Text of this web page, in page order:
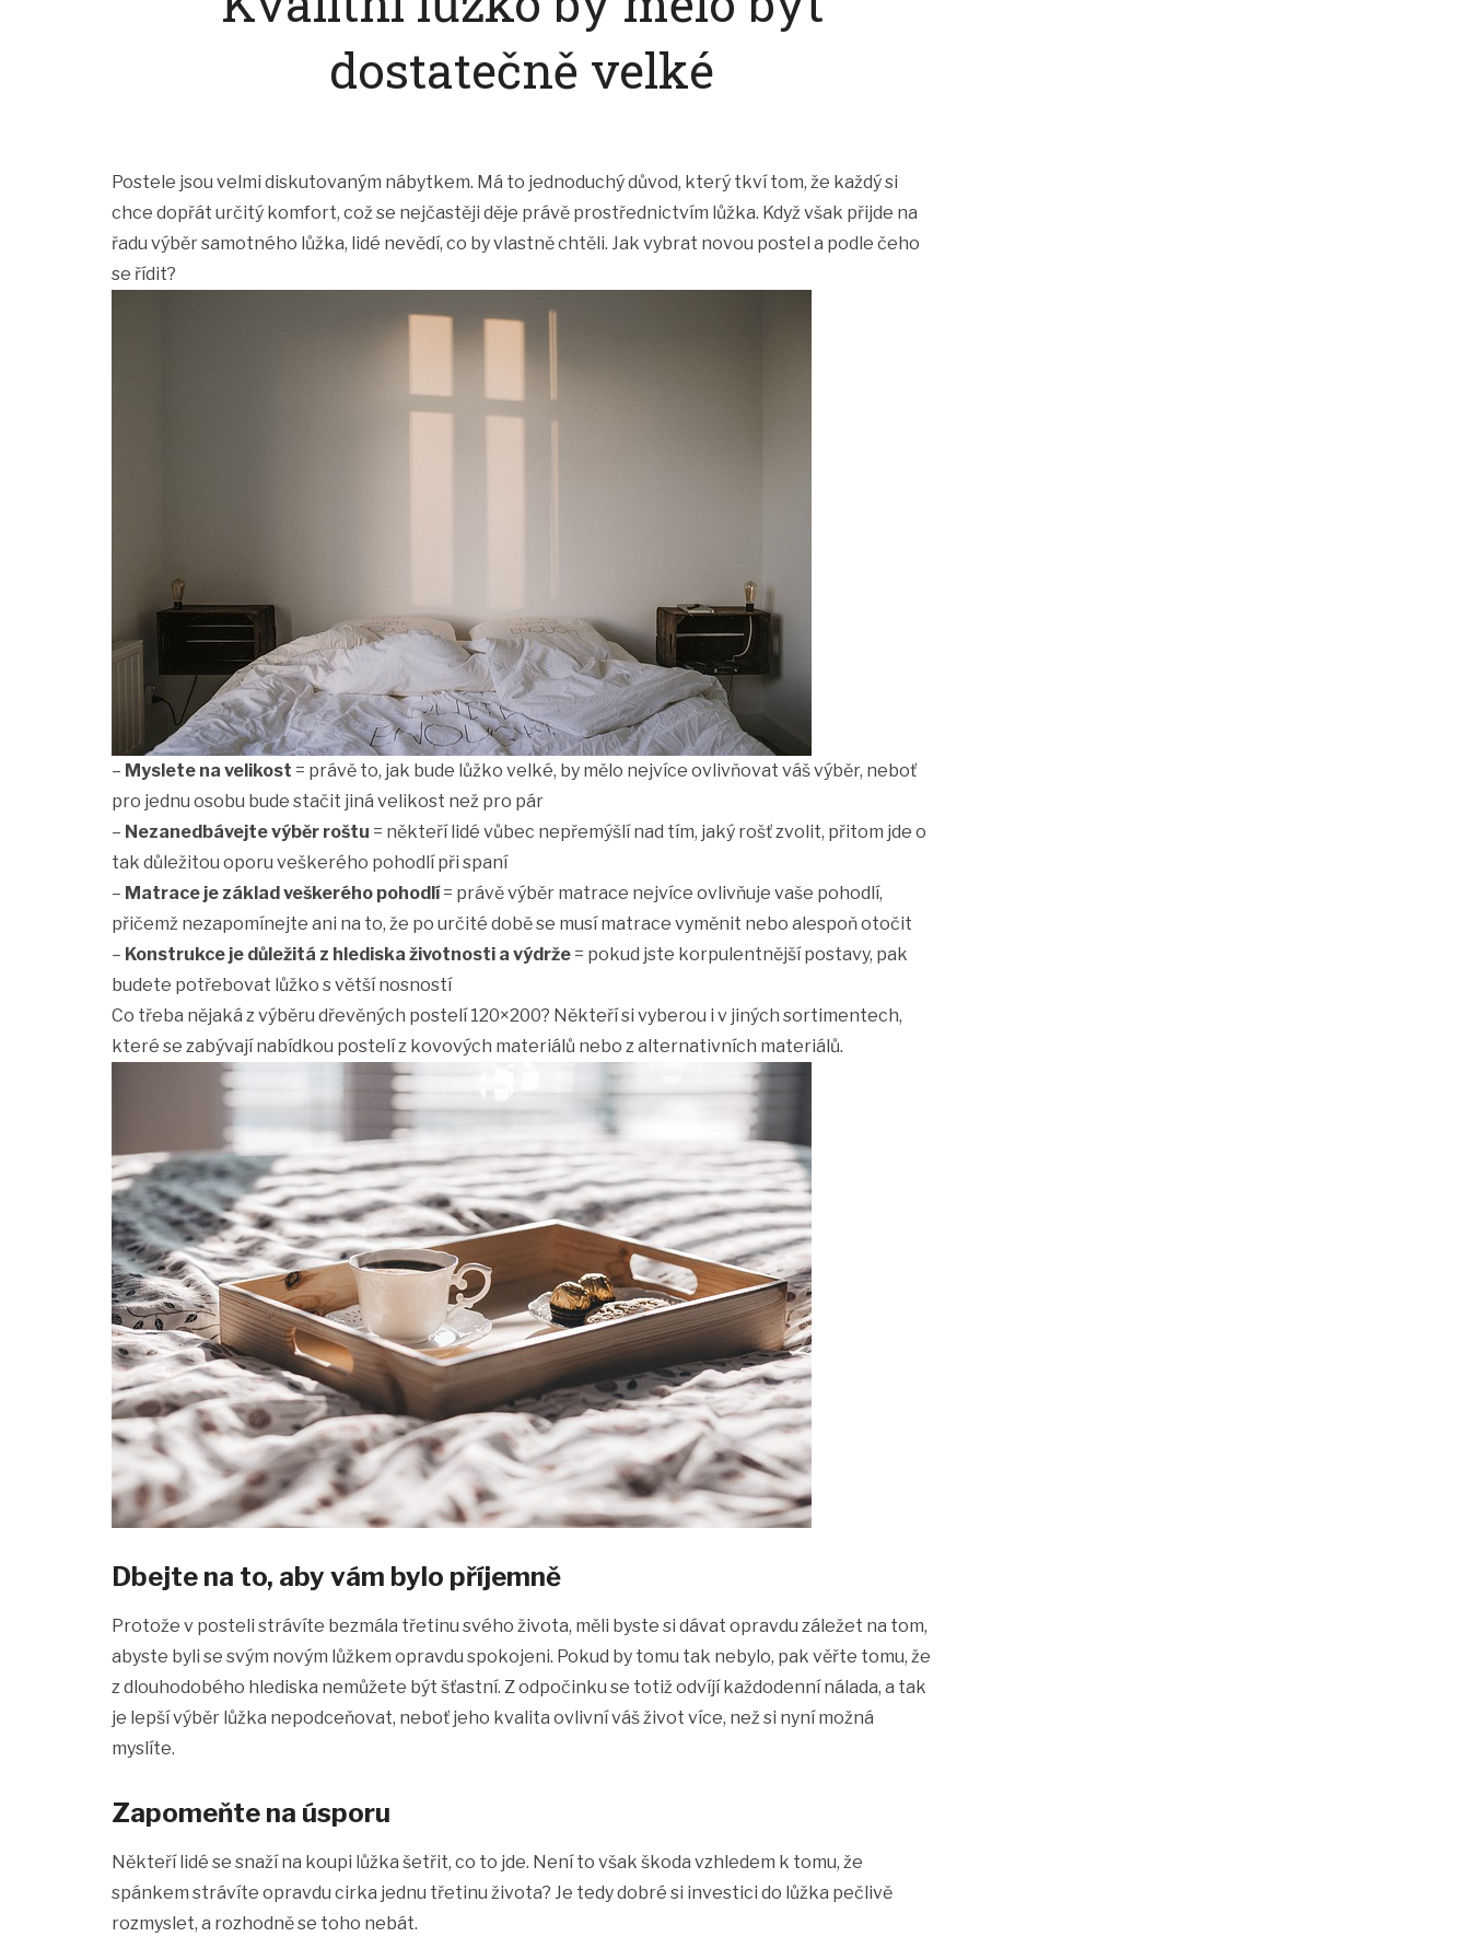
dostatečně velké
Postele jsou velmi diskutovaným nábytkem. Má to jednoduchý důvod, který tkví tom, že každý si
chce dopřát určitý komfort, což se nejčastěji děje právě prostřednictvím lůžka. Když však přijde na
řadu výběr samotného lůžka, lidé nevědí, co by vlastně chtěli. Jak vybrat novou postel a podle čeho
se řídit?
– Myslete na velikost = právě to, jak bude lůžko velké, by mělo nejvíce ovlivňovat váš výběr, neboť
pro jednu osobu bude stačit jiná velikost než pro pár
– Nezanedbávejte výběr roštu = někteří lidé vůbec nepřemýšlí nad tím, jaký rošť zvolit, přitom jde o
tak důležitou oporu veškerého pohodlí při spaní
– Matrace je základ veškerého pohodlí= právě výběr matrace nejvíce ovlivňuje vaše pohodlí,
přičemž nezapomínejte ani na to, že po určité době se musí matrace vyměnit nebo alespoň otočit
– Konstrukce je důležitá z hlediska životnosti a výdrže = pokud jste korpulentnější postavy, pak
budete potřebovat lůžko s větší nosností
Co třeba nějaká z výběru dřevěných postelí 120×200? Někteří si vyberou i v jiných sortimentech,
které se zabývají nabídkou postelí z kovových materiálů nebo z alternativních materiálů.
Dbejte na to, aby vám bylo příjemně
Protože v posteli strávíte bezmála třetinu svého života, měli byste si dávat opravdu záležet na tom,
abyste byli se svým novým lůžkem opravdu spokojeni. Pokud by tomu tak nebylo, pak věřte tomu, že
z dlouhodobého hlediska nemůžete být šťastní. Z odpočinku se totiž odvíjí každodenní nálada, a tak
je lepší výběr lůžka nepodceňovat, neboť jeho kvalita ovlivní váš život více, než si nyní možná
myslíte.
Zapomeňte na úsporu
Někteří lidé se snaží na koupi lůžka šetřit, co to jde. Není to však škoda vzhledem k tomu, že
spánkem strávíte opravdu cirka jednu třetinu života? Je tedy dobré si investici do lůžka pečlivě
rozmyslet, a rozhodně se toho nebát.